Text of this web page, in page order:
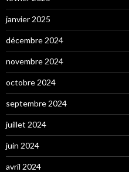
janvier 2025
décembre 2024
novembre 2024
octobre 2024
septembre 2024
juillet 2024
juin 2024
avril 2024